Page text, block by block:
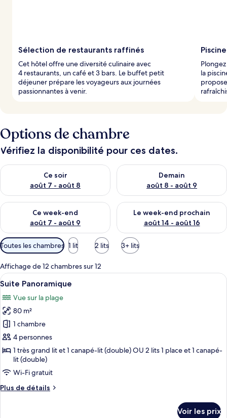
Sélection de restaurants raffinés
Cet hôtel offre une diversité culinaire avec
4 restaurants, un café et 3 bars. Le buffet petit
déjeuner prépare les voyageurs aux journées
passionnantes à venir.
la
Options de chambre
Vérifiez la disponibilité pour ces dates.
Ce soir
août 7 - août 8
Vérifier la disponibilité pour ce soir août 7 - août 8
Demain
août 8 - août 9
Vérifier la disponibilité pour
Ce week-end
août 7 - août 9
Vérifier la disponibilité pour ce week-end août 7 - août 9
Le week-end prochain
août 14 - août 16
Vérifier la disponibilité pour
Filtres
disponibles
pour
les
chambres
Toutes les chambres 1 lit 2 lits 3+ lits
Affichage de 12 chambres sur 12
Afficher
toutes
les
photos
pour
ce
type
chambre :
Suite
Panoramique
Une chambre d’hôtel moderne
9
Suite Panoramique
Vue sur la plage
80 m²
1 chambre
4 personnes
1 très grand lit et 1 canapé-lit (double) OU 2 lits 1 place et 1 canapé-
lit (double)
Wi-Fi gratuit
Plus de détails
Plus
Voir les prix